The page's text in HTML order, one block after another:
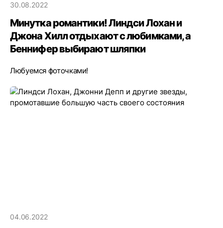
30.08.2022
Минутка романтики! Линдси Лохан и
Джона Хилл отдыхают с любимками, а
Беннифер выбирают шляпки
Любуемся фоточками!
04.06.2022